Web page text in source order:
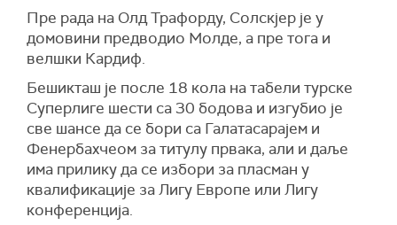
Пре рада на Олд Трафорду, Солскјер је у
домовини предводио Молде, а пре тога и
велшки Кардиф.
Бешикташ је после 18 кола на табели турске
Суперлиге шести са 30 бодова и изгубио је
све шансе да се бори са Галатасарајем и
Фенербахчеом за титулу првака, али и даље
има прилику да се избори за пласман у
квалификације за Лигу Европе или Лигу
конференција.